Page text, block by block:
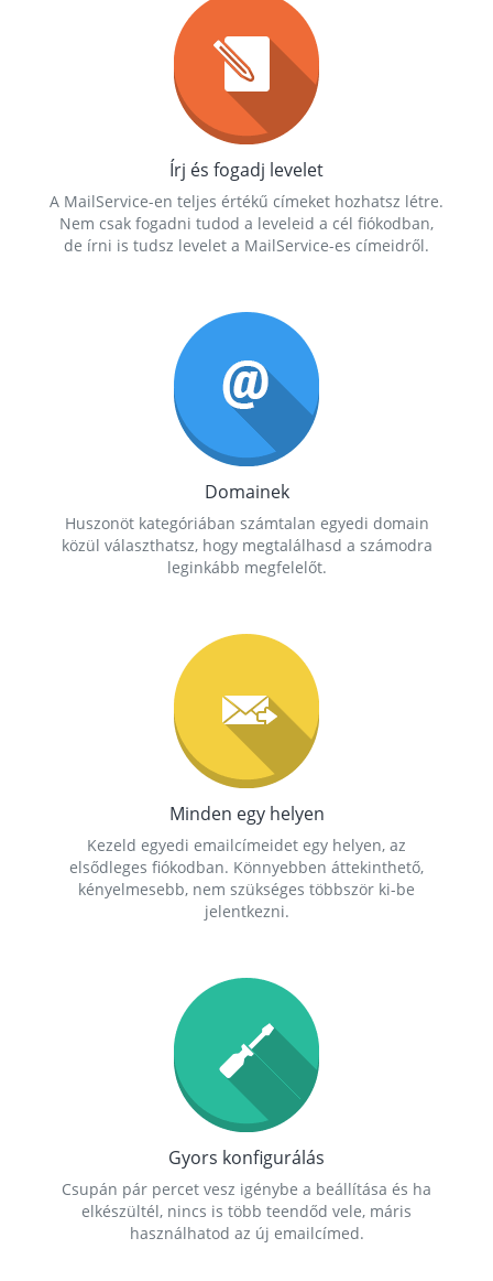
Írj és fogadj levelet
A MailService-en teljes értékű címeket hozhatsz létre.
Nem csak fogadni tudod a leveleid a cél fiókodban,
de írni is tudsz levelet a MailService-es címeidről.
Domainek
Huszonöt kategóriában számtalan egyedi domain
közül választhatsz, hogy megtalálhasd a számodra
leginkább megfelelőt.
Minden egy helyen
Kezeld egyedi emailcímeidet egy helyen, az
elsődleges fiókodban. Könnyebben áttekinthető,
kényelmesebb, nem szükséges többször ki-be
jelentkezni.
Gyors konfigurálás
Csupán pár percet vesz igénybe a beállítása és ha
elkészültél, nincs is több teendőd vele, máris
használhatod az új emailcímed.